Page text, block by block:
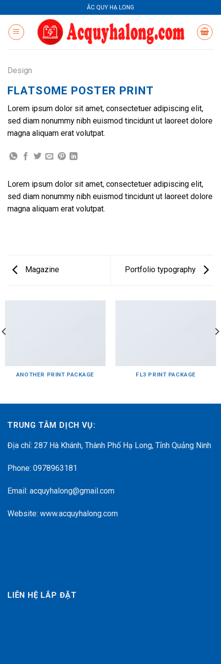
to
content
ẮC QUY HẠ LONG
Design
FLATSOME POSTER PRINT
Lorem ipsum dolor sit amet, consectetuer adipiscing elit,
sed diam nonummy nibh euismod tincidunt ut laoreet dolore
magna aliquam erat volutpat.
Lorem ipsum dolor sit amet, consectetuer adipiscing elit,
sed diam nonummy nibh euismod tincidunt ut laoreet dolore
magna aliquam erat volutpat.
Magazine Portfolio typography
ANOTHER PRINT PACKAGE FL3 PRINT PACKAGE
TRUNG TÂM DỊCH VỤ:
Địa chỉ: 287 Hà Khánh, Thành Phố Hạ Long, Tỉnh Quảng Ninh
Phone: 0978963181
Email: acquyhalong@gmail.com
Website: www.acquyhalong.com
LIÊN HỆ LẮP ĐẶT